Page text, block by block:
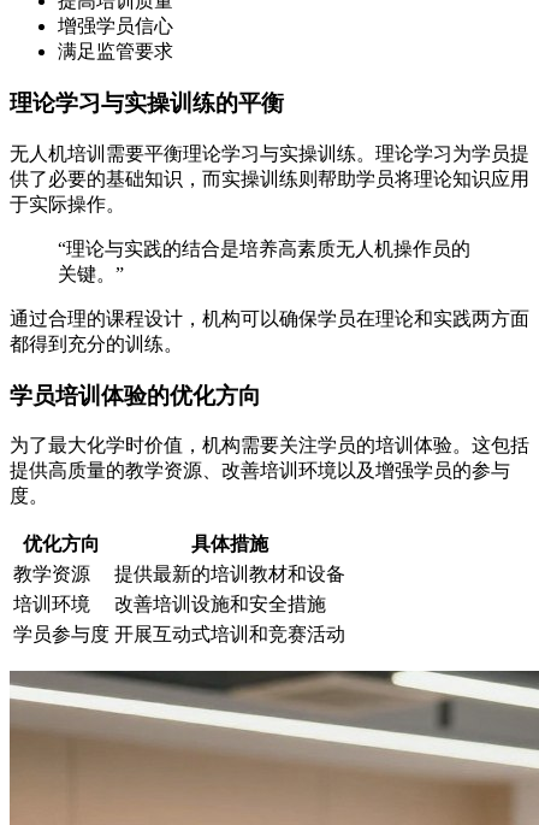
增强学员信心
满足监管要求
理论学习与实操训练的平衡
无人机培训需要平衡理论学习与实操训练。理论学习为学员提
供了必要的基础知识，而实操训练则帮助学员将理论知识应用
于实际操作。
“理论与实践的结合是培养高素质无人机操作员的
关键。”
通过合理的课程设计，机构可以确保学员在理论和实践两方面
都得到充分的训练。
学员培训体验的优化方向
为了最大化学时价值，机构需要关注学员的培训体验。这包括
提供高质量的教学资源、改善培训环境以及增强学员的参与
度。
优化方向
具体措施
教学资源
提供最新的培训教材和设备
培训环境
改善培训设施和安全措施
学员参与度 开展互动式培训和竞赛活动